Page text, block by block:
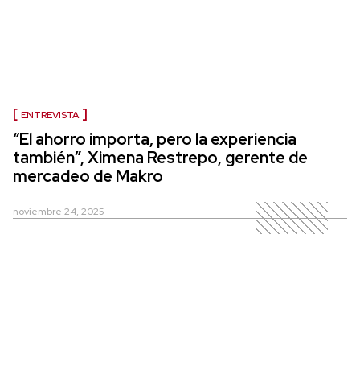
ENTREVISTA
“El ahorro importa, pero la experiencia
también”, Ximena Restrepo, gerente de
mercadeo de Makro
noviembre 24, 2025